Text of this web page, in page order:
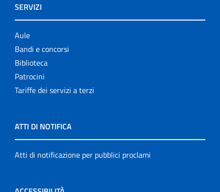
SERVIZI
Aule
Bandi e concorsi
Biblioteca
Patrocini
Tariffe dei servizi a terzi
ATTI DI NOTIFICA
Atti di notificazione per pubblici proclami